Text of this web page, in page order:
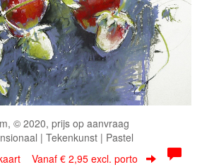
© 2020, prijs op aanvraag
| Tekenkunst | Pastel
Vanaf € 2,95 excl. porto